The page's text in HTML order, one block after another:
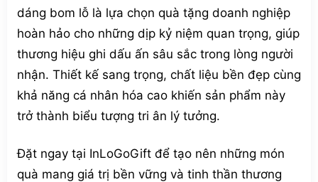
dáng bom lỗ là lựa chọn quà tặng doanh nghiệp
hoàn hảo cho những dịp kỷ niệm quan trọng, giúp
thương hiệu ghi dấu ấn sâu sắc trong lòng người
nhận. Thiết kế sang trọng, chất liệu bền đẹp cùng
khả năng cá nhân hóa cao khiến sản phẩm này
trở thành biểu tượng tri ân lý tưởng.
Đặt ngay tại InLoGoGift để tạo nên những món
quà mang giá trị bền vững và tinh thần thương